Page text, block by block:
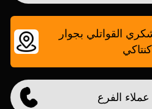
القواتلي بجوار
كنتاكي
الفرع